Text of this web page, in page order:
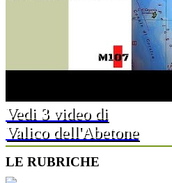
Vedi 3 video di
Valico dell'Abetone
LE RUBRICHE